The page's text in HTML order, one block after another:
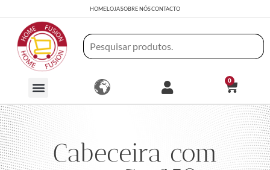
HOMELOJASOBRE NÓSCONTACTO
0
Cabeceira com